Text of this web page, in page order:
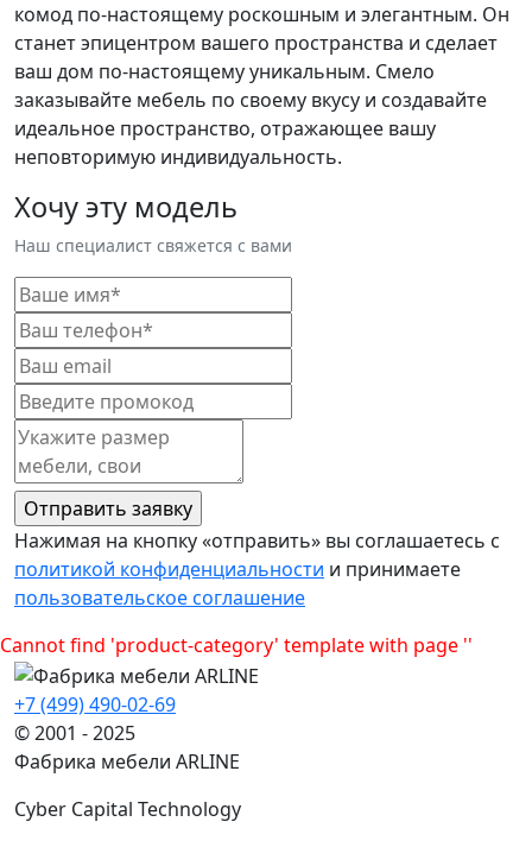
комод по-настоящему роскошным и элегантным. Он
станет эпицентром вашего пространства и сделает
ваш дом по-настоящему уникальным. Смело
заказывайте мебель по своему вкусу и создавайте
идеальное пространство, отражающее вашу
неповторимую индивидуальность.
Хочу эту модель
Наш специалист свяжется с вами
Нажимая на кнопку «отправить» вы соглашаетесь с
политикой конфиденциальности и принимаете
пользовательское соглашение
Cannot find 'product-category' template with page ''
+7 (499) 490-02-69
© 2001 - 2025
Фабрика мебели ARLINE
Cyber Capital Technology